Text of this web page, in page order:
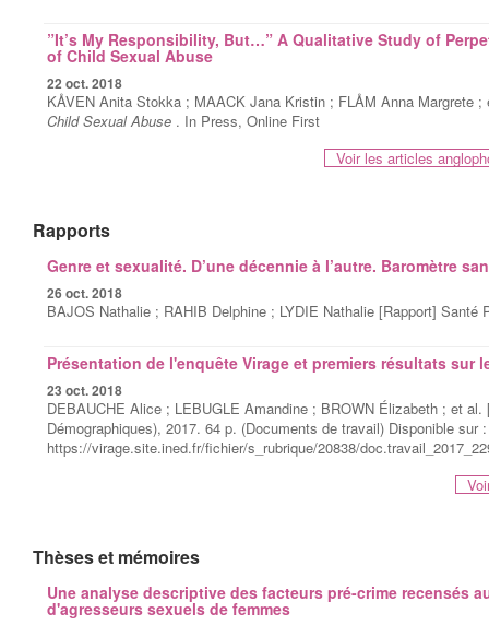
”It’s My Responsibility, But…” A Qualitative Study of
of Child Sexual Abuse
22 oct. 2018
KÅVEN Anita Stokka ; MAACK Jana Kristin ; FLÅM Anna Margrete
Child Sexual Abuse . In Press, Online First
Voir les articles
Rapports
Genre et sexualité. D’une décennie à l’autre. Baromètre
26 oct. 2018
BAJOS Nathalie ; RAHIB Delphine ; LYDIE Nathalie [Rapport] Santé
Présentation de l'enquête Virage et premiers résultats sur
23 oct. 2018
DEBAUCHE Alice ; LEBUGLE Amandine ; BROWN Élizabeth ; et
Démographiques), 2017. 64 p. (Documents de travail) Disponible sur :
https://virage.site.ined.fr/fichier/s_rubrique/20838/
Thèses et mémoires
Une analyse descriptive des facteurs pré-crime recensés
d'agresseurs sexuels de femmes